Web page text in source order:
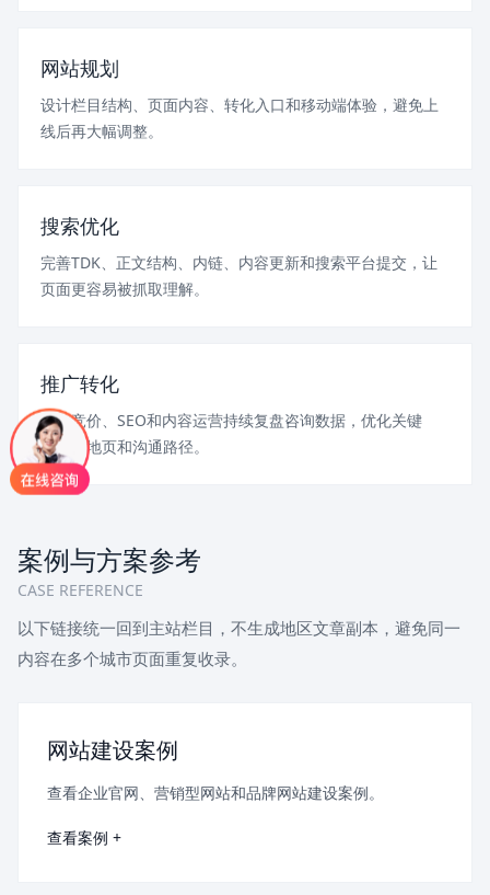
网站规划
设计栏目结构、页面内容、转化入口和移动端体验，避免上
线后再大幅调整。
搜索优化
完善TDK、正文结构、内链、内容更新和搜索平台提交，让
页面更容易被抓取理解。
推广转化
结合竞价、SEO和内容运营持续复盘咨询数据，优化关键
词、落地页和沟通路径。
案例与方案参考
CASE REFERENCE
以下链接统一回到主站栏目，不生成地区文章副本，避免同一
内容在多个城市页面重复收录。
网站建设案例
查看企业官网、营销型网站和品牌网站建设案例。
查看案例 +